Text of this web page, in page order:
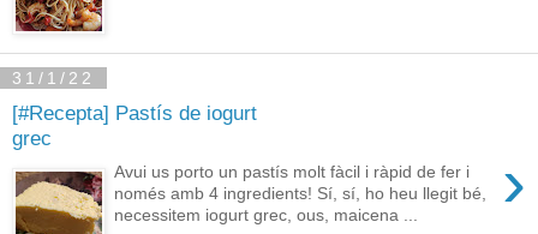
31/1/22
[#Recepta] Pastís de iogurt
grec
›
Avui us porto un pastís molt fàcil i ràpid de fer i
només amb 4 ingredients! Sí, sí, ho heu llegit bé,
necessitem iogurt grec, ous, maicena ...